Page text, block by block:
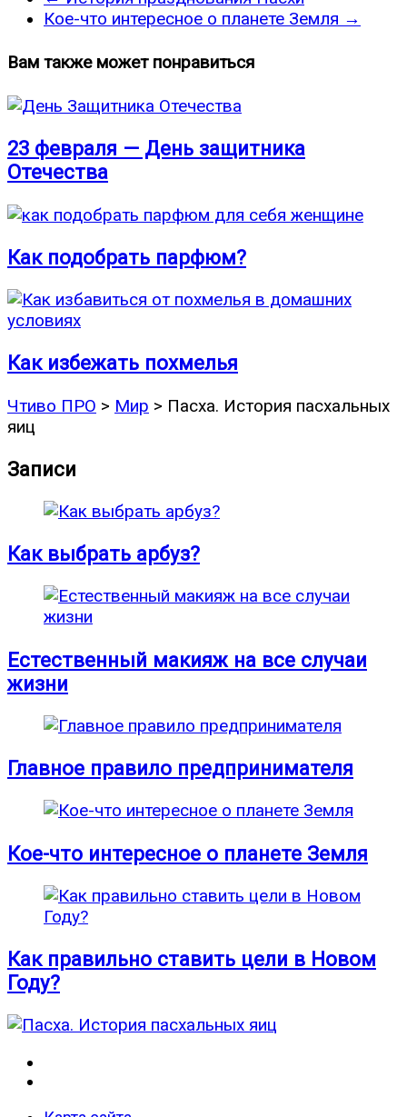
Кое-что интересное о планете Земля →
Вам также может понравиться
23 февраля — День защитника
Отечества
Как подобрать парфюм?
Как избежать похмелья
Чтиво ПРО > Мир > Пасха. История пасхальных
яиц
Записи
Как выбрать арбуз?
Естественный макияж на все случаи
жизни
Главное правило предпринимателя
Кое-что интересное о планете Земля
Как правильно ставить цели в Новом
Году?